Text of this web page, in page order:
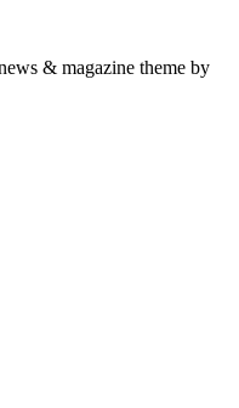
& magazine theme by